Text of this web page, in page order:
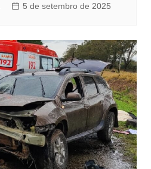
5 de setembro de 2025